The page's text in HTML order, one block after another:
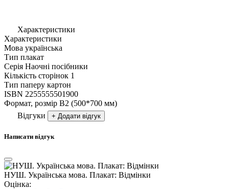
Характеристики
Характеристики
Мова українська
Тип плакат
Серія Наочні посібники
Кількість сторінок 1
Тип паперу картон
ISBN 2255555501900
Формат, розмір В2 (500*700 мм)
Відгуки
+ Додати відгук
Написати відгук
НУШ. Українська мова. Плакат: Відмінки
Оцінка: